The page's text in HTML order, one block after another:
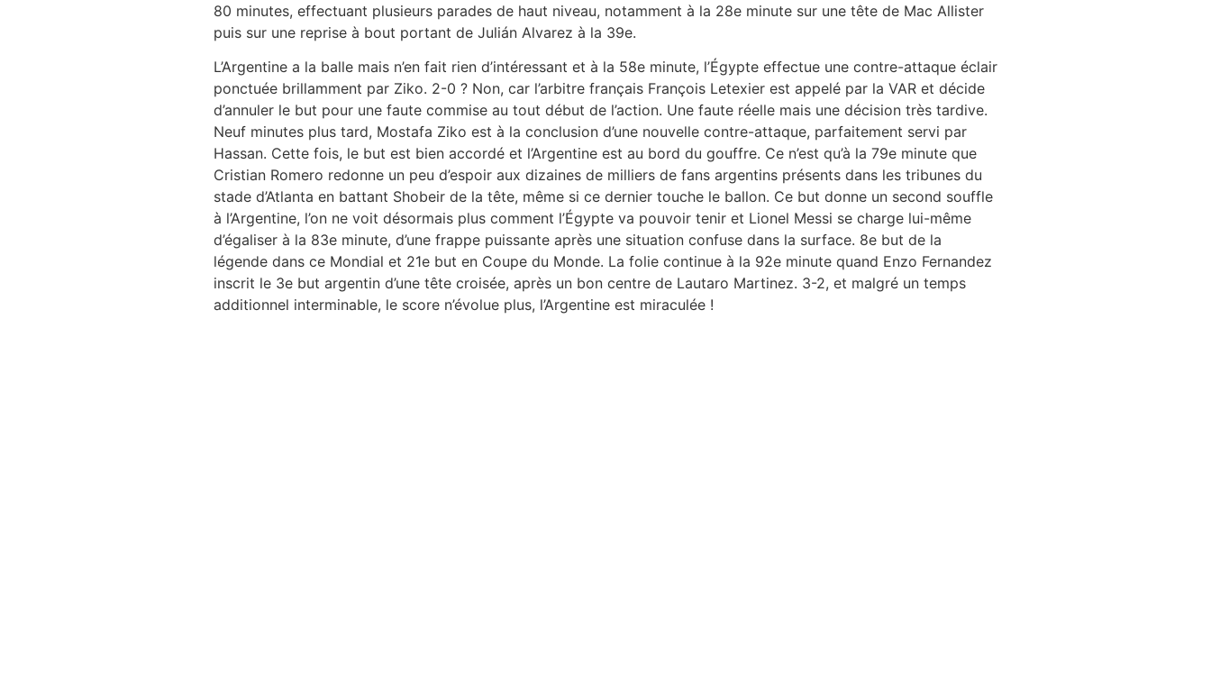
80 minutes, effectuant plusieurs parades de haut niveau, notamment à la 28e minute sur une tête de Mac Allister
puis sur une reprise à bout portant de Julián Alvarez à la 39e.
L’Argentine a la balle mais n’en fait rien d’intéressant et à la 58e minute, l’Égypte effectue une contre-attaque éclair
ponctuée brillamment par Ziko. 2-0 ? Non, car l’arbitre français François Letexier est appelé par la VAR et décide
d’annuler le but pour une faute commise au tout début de l’action. Une faute réelle mais une décision très tardive.
Neuf minutes plus tard, Mostafa Ziko est à la conclusion d’une nouvelle contre-attaque, parfaitement servi par
Hassan. Cette fois, le but est bien accordé et l’Argentine est au bord du gouffre. Ce n’est qu’à la 79e minute que
Cristian Romero redonne un peu d’espoir aux dizaines de milliers de fans argentins présents dans les tribunes du
stade d’Atlanta en battant Shobeir de la tête, même si ce dernier touche le ballon. Ce but donne un second souffle
à l’Argentine, l’on ne voit désormais plus comment l’Égypte va pouvoir tenir et Lionel Messi se charge lui-même
d’égaliser à la 83e minute, d’une frappe puissante après une situation confuse dans la surface. 8e but de la
légende dans ce Mondial et 21e but en Coupe du Monde. La folie continue à la 92e minute quand Enzo Fernandez
inscrit le 3e but argentin d’une tête croisée, après un bon centre de Lautaro Martinez. 3-2, et malgré un temps
additionnel interminable, le score n’évolue plus, l’Argentine est miraculée !